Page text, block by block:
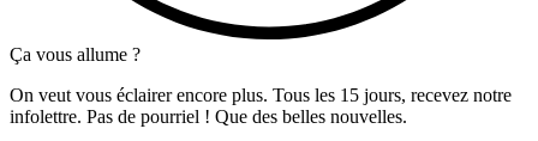
Ça vous allume ?
On veut vous éclairer encore plus. Tous les 15 jours, recevez notre
infolettre. Pas de pourriel ! Que des belles nouvelles.